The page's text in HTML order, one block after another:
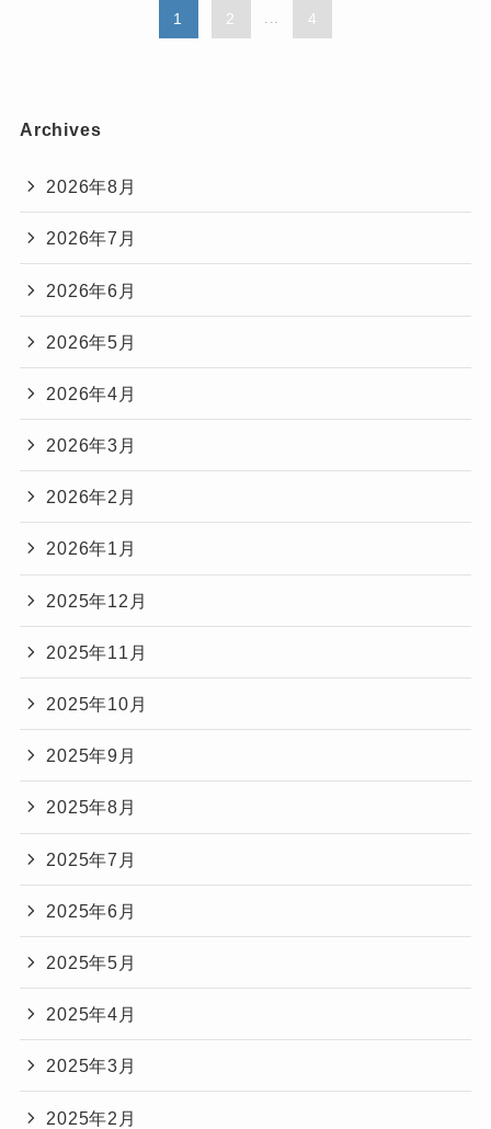
1 2 ... 4
Archives
2026年8月
2026年7月
2026年6月
2026年5月
2026年4月
2026年3月
2026年2月
2026年1月
2025年12月
2025年11月
2025年10月
2025年9月
2025年8月
2025年7月
2025年6月
2025年5月
2025年4月
2025年3月
2025年2月